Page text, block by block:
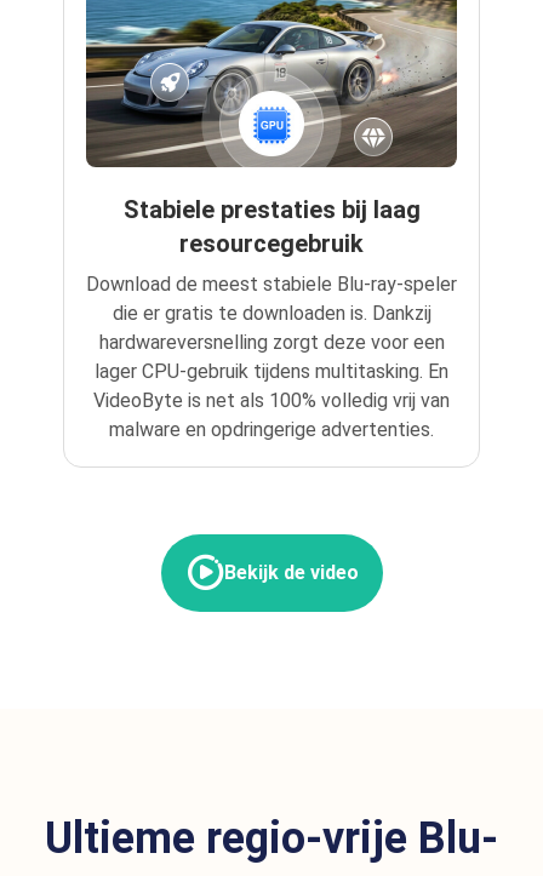
Stabiele prestaties bij laag
resourcegebruik
Download de meest stabiele Blu-ray-speler
die er gratis te downloaden is. Dankzij
hardwareversnelling zorgt deze voor een
lager CPU-gebruik tijdens multitasking. En
VideoByte is net als 100% volledig vrij van
malware en opdringerige advertenties.
Bekijk de video
Ultieme regio-vrije Blu-